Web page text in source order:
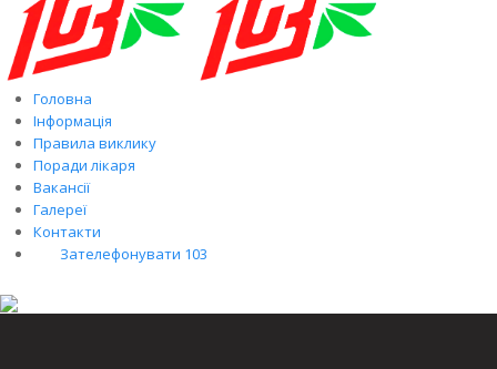
Головна
Інформація
Правила виклику
Поради лікаря
Вакансії
Галереї
Контакти
Зателефонувати 103